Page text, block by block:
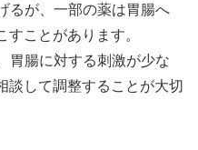
るが、一部の薬は胃腸へ
ことがあります。
胃腸に対する刺激が少な
談して調整することが大切